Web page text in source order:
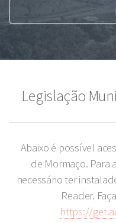
Legislação
Abaixo é possível
de Mormaço. Para
necessário ter
Reader.
https://